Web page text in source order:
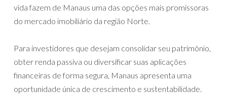
vida fazem de Manaus uma das opções mais promissoras
do mercado imobiliário da região Norte.
Para investidores que desejam consolidar seu patrimônio,
obter renda passiva ou diversificar suas aplicações
financeiras de forma segura, Manaus apresenta uma
oportunidade única de crescimento e sustentabilidade.